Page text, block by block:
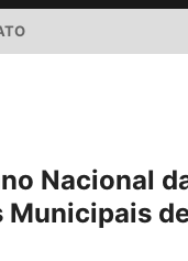
Nacional
Municipais